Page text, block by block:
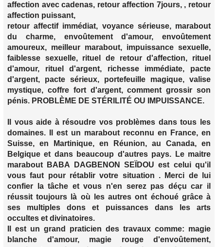
affection avec cadenas, retour affection 7jours, , retour
affection puissant,
retour affectif immédiat, voyance sérieuse, marabout
du charme, envoûtement d'amour, envoûtement
amoureux, meilleur marabout, impuissance sexuelle,
faiblesse sexuelle, rituel de retour d'affection, rituel
d'amour, rituel d'argent, richesse immédiate, pacte
d'argent, pacte sérieux, portefeuille magique, valise
mystique, coffre fort d'argent, comment grossir son
pénis. PROBLÈME DE STÉRILITÉ OU IMPUISSANCE.
Il vous aide à résoudre vos problèmes dans tous les
domaines. Il est un marabout reconnu en France, en
Suisse, en Martinique, en Réunion, au Canada, en
Belgique et dans beaucoup d'autres pays. Le maitre
marabout BABA DAGBENON SEÏDOU est celui qu'il
vous faut pour rétablir votre situation . Merci de lui
confier la tâche et vous n'en serez pas déçu car il
réussit toujours là où les autres ont échoué grâce à
ses multiples dons et puissances dans les arts
occultes et divinatoires.
Il est un grand praticien des travaux comme: magie
blanche d'amour, magie rouge d'envoûtement,